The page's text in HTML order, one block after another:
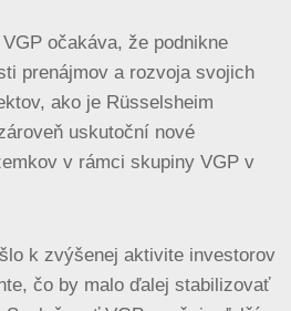
očakáva, že podnikne
prenájmov a rozvoja svojich
ako je Rüsselsheim
uskutoční nové
v rámci skupiny VGP v
k zvýšenej aktivite investorov
čo by malo ďalej stabilizovať